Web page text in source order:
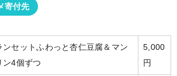
寄付先
ンセットふわっと杏仁豆腐＆マン
ン4個ずつ
5,000
円